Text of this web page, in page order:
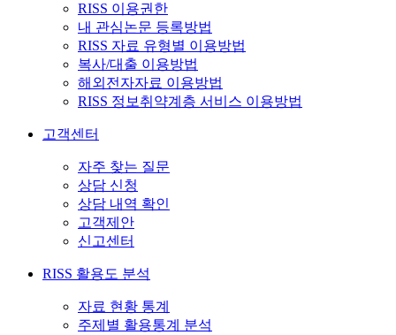
RISS 이용권한
내 관심논문 등록방법
RISS 자료 유형별 이용방법
복사/대출 이용방법
해외전자자료 이용방법
RISS 정보취약계층 서비스 이용방법
고객센터
자주 찾는 질문
상담 신청
상담 내역 확인
고객제안
신고센터
RISS 활용도 분석
자료 현황 통계
주제별 활용통계 분석